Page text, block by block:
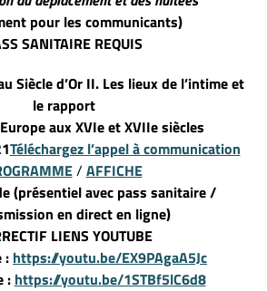
pour les communicants)
SANITAIRE REQUIS
Siècle d’Or II. Les lieux de l’intime et
le rapport
aux XVIe et XVIIe siècles
Téléchargez l’appel à communication
/ AFFICHE
(présentiel avec pass sanitaire /
en direct en ligne)
LIENS YOUTUBE
: https://youtu.be/EX9PAgaA5Jc
: https://youtu.be/1STBf5lC6d8